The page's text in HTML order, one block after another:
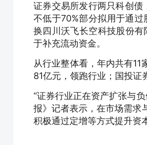
证券交易所发行两只科创
不低于70%部分拟用于通
换四川沃飞长空科技股份
于补充流动资金。
从行业整体看，年内共有
81亿元，领跑行业；国投
“证券行业正在资产扩张与
报》记者表示，在市场需求
积极通过定增等方式提升资